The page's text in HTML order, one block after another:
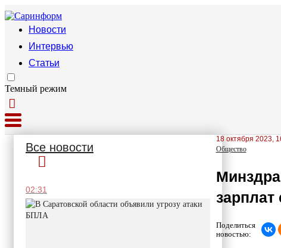
Новости
Интервью
Статьи
Темный режим
Все новости
02:31
18 октября 2023,
Общество
Поделиться
новостью: